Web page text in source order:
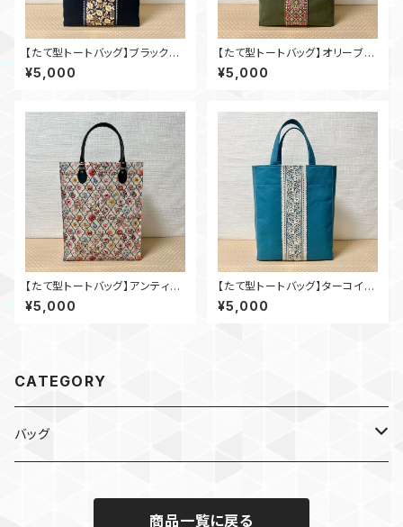
【たて型トートバッグ】ブラック×
インド刺繍_bl001
¥5,000
【たて型トートバッグ】オリーブ×
インド刺繍_ol002
¥5,000
【たて型トートバッグ】アンティー
クフラワー
¥5,000
【たて型トートバッグ】ターコイズ
×インド刺繍_tu003
¥5,000
CATEGORY
バッグ
商品一覧に戻る